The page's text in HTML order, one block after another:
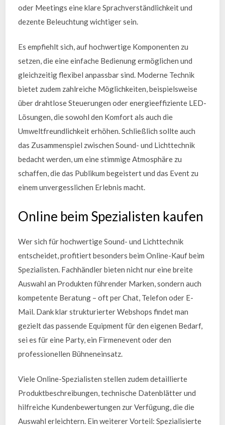
oder Meetings eine klare Sprachverständlichkeit und
dezente Beleuchtung wichtiger sein.
Es empfiehlt sich, auf hochwertige Komponenten zu
setzen, die eine einfache Bedienung ermöglichen und
gleichzeitig flexibel anpassbar sind. Moderne Technik
bietet zudem zahlreiche Möglichkeiten, beispielsweise
über drahtlose Steuerungen oder energieeffiziente LED-
Lösungen, die sowohl den Komfort als auch die
Umweltfreundlichkeit erhöhen. Schließlich sollte auch
das Zusammenspiel zwischen Sound- und Lichttechnik
bedacht werden, um eine stimmige Atmosphäre zu
schaffen, die das Publikum begeistert und das Event zu
einem unvergesslichen Erlebnis macht.
Online beim Spezialisten kaufen
Wer sich für hochwertige Sound- und Lichttechnik
entscheidet, profitiert besonders beim Online-Kauf beim
Spezialisten. Fachhändler bieten nicht nur eine breite
Auswahl an Produkten führender Marken, sondern auch
kompetente Beratung – oft per Chat, Telefon oder E-
Mail. Dank klar strukturierter Webshops findet man
gezielt das passende Equipment für den eigenen Bedarf,
sei es für eine Party, ein Firmenevent oder den
professionellen Bühneneinsatz.
Viele Online-Spezialisten stellen zudem detaillierte
Produktbeschreibungen, technische Datenblätter und
hilfreiche Kundenbewertungen zur Verfügung, die die
Auswahl erleichtern. Ein weiterer Vorteil: Spezialisierte